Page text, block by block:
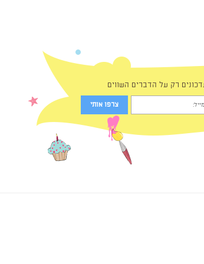
רק על הדברים השווים